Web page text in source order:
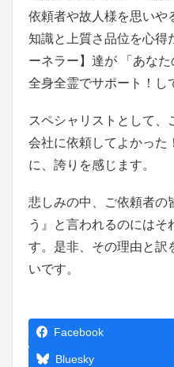
依頼者や故人様を思いや
知識と上質さ品位を心得
ーネラー】達が 「あな
全身全霊でサポート！し
スペシャリストとして、
会社に依頼してよかった
に、誇りを感じます。
悲しみの中、ご依頼者の
う』と言われるのにはそ
す。是非、その理由と訳
いです。
Facebook
Bluesky